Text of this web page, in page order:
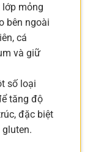
lớp mỏng
bên ngoài
cá
và giữ
số loại
tăng độ
đặc biệt